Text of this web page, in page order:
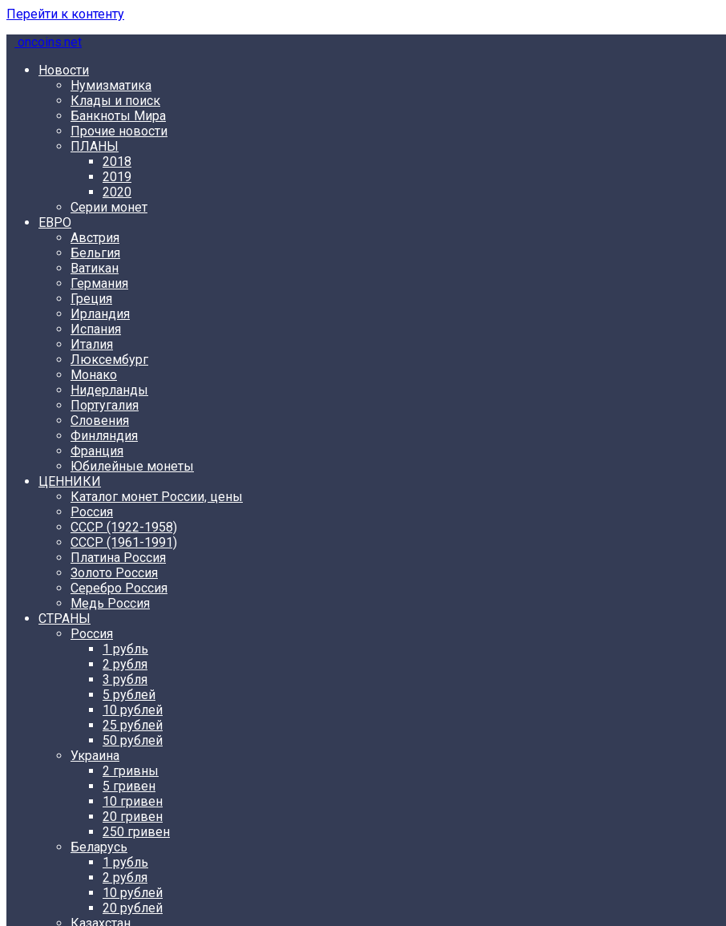
Перейти к контенту
oncoins.net
Новости
Нумизматика
Клады и поиск
Банкноты Мира
Прочие новости
ПЛАНЫ
2018
2019
2020
Серии монет
ЕВРО
Австрия
Бельгия
Ватикан
Германия
Греция
Ирландия
Испания
Италия
Люксембург
Монако
Нидерланды
Португалия
Словения
Финляндия
Франция
Юбилейные монеты
ЦЕННИКИ
Каталог монет России, цены
Россия
СССР (1922-1958)
CCCР (1961-1991)
Платина Россия
Золото Россия
Серебро Россия
Медь Россия
СТРАНЫ
Россия
1 рубль
2 рубля
3 рубля
5 рублей
10 рублей
25 рублей
50 рублей
Украина
2 гривны
5 гривен
10 гривен
20 гривен
250 гривен
Беларусь
1 рубль
2 рубля
10 рублей
20 рублей